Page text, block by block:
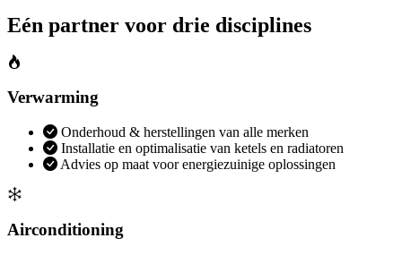
Eén partner voor drie disciplines
Verwarming
Onderhoud & herstellingen van alle merken
Installatie en optimalisatie van ketels en radiatoren
Advies op maat voor energiezuinige oplossingen
Airconditioning